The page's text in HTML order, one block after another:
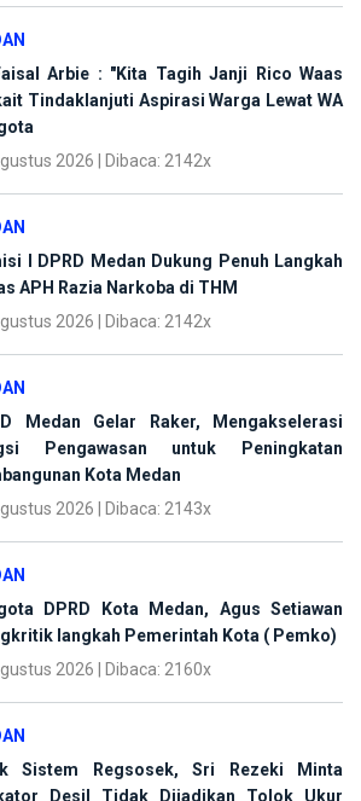
Arbie : "Kita Tagih Janji Rico Waas
Tindaklanjuti Aspirasi Warga Lewat WA
2026 | Dibaca: 2142x
I DPRD Medan Dukung Penuh Langkah
APH Razia Narkoba di THM
2026 | Dibaca: 2142x
Medan Gelar Raker, Mengakselerasi
Pengawasan untuk Peningkatan
Kota Medan
2026 | Dibaca: 2143x
DPRD Kota Medan, Agus Setiawan
langkah Pemerintah Kota ( Pemko)
2026 | Dibaca: 2160x
Sistem Regsosek, Sri Rezeki Minta
Desil Tidak Dijadikan Tolok Ukur